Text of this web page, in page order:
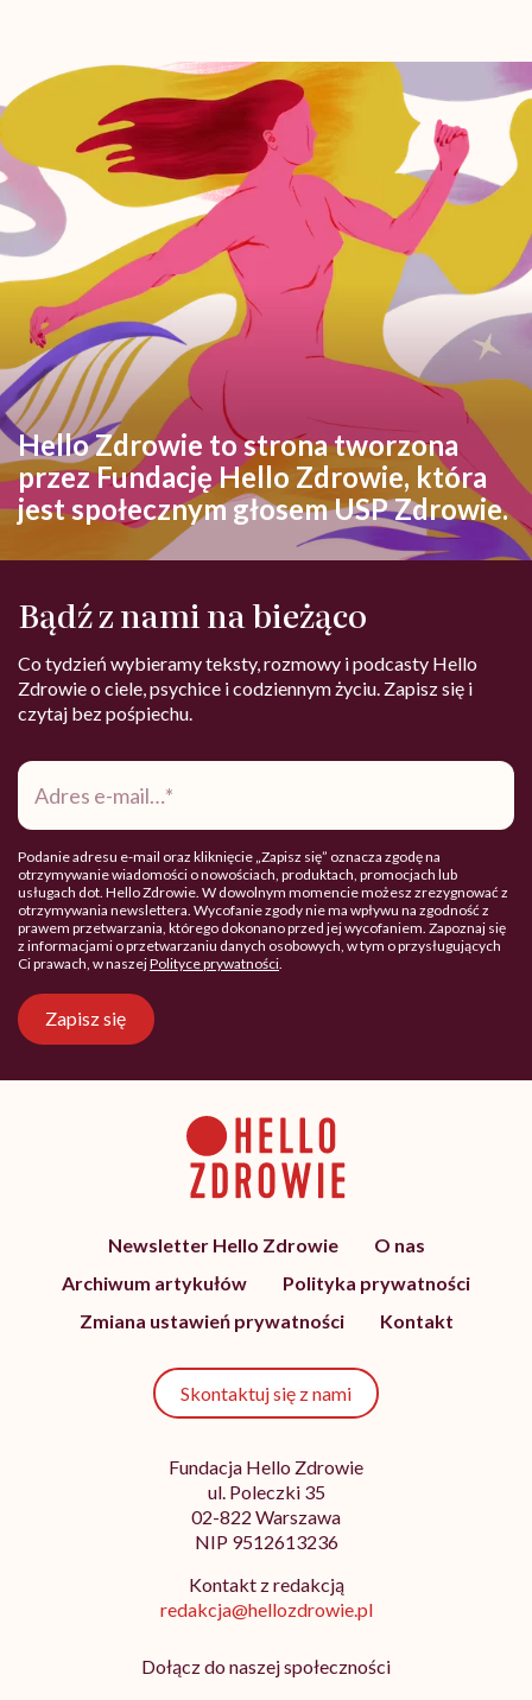
Hello Zdrowie to strona tworzona
przez Fundację Hello Zdrowie, która
jest społecznym głosem USP Zdrowie.
Bądź z nami na bieżąco
Co tydzień wybieramy teksty, rozmowy i podcasty Hello
Zdrowie o ciele, psychice i codziennym życiu. Zapisz się i
czytaj bez pośpiechu.
Adres
mail*
Podanie adresu e-mail oraz kliknięcie „Zapisz się” oznacza zgodę na
otrzymywanie wiadomości o nowościach, produktach, promocjach lub
usługach dot. Hello Zdrowie. W dowolnym momencie możesz zrezygnować z
otrzymywania newslettera. Wycofanie zgody nie ma wpływu na zgodność z
prawem przetwarzania, którego dokonano przed jej wycofaniem. Zapoznaj się
z informacjami o przetwarzaniu danych osobowych, w tym o przysługujących
Ci prawach, w naszejPolityce prywatności
Zapisz się
Newsletter Hello Zdrowie
O nas
Archiwum artykułów
Polityka prywatności
Zmiana ustawień prywatności
Kontakt
Skontaktuj się z nami
Fundacja Hello Zdrowie
ul. Poleczki 35
02-822 Warszawa
NIP 9512613236
Kontakt z redakcją
redakcja@hellozdrowie.pl
Dołącz do naszej społeczności